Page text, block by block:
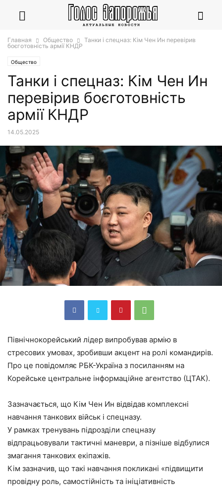
Главная Общество
Танки і спецназ: Кім Чен Ин перевірив
боєготовність армії КНДР
Общество
Танки і спецназ: Кім Чен Ин
перевірив боєготовність
армії КНДР
14.05.2025
Північнокорейський лідер випробував армію в
стресових умовах, зробивши акцент на ролі командирів.
Про це повідомляє РБК-Україна з посиланням на
Корейське центральне інформаційне агентство (ЦТАК).
Зазначається, що Кім Чен Ин відвідав комплексні
навчання танкових військ і спецназу.
У рамках тренувань підрозділи спецназу
відпрацьовували тактичні маневри, а пізніше відбулися
змагання танкових екіпажів.
Кім зазначив, що такі навчання покликані «підвищити
провідну роль, самостійність та ініціативність